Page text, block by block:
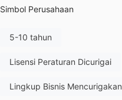
Simbol Perusahaan
5-10 tahun
Lisensi Peraturan Dicurigai
Lingkup Bisnis Mencurigakan